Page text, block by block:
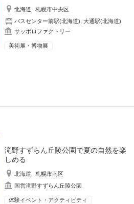
北海道
札幌市中央区
バスセンター前駅(北海道) ,大通駅(北海道)
サッポロファクトリー
美術展・博物展
滝野すずらん丘陵公園で夏の自然を楽
しめる
北海道
札幌市南区
国営滝野すずらん丘陵公園
体験イベント・アクティビティ